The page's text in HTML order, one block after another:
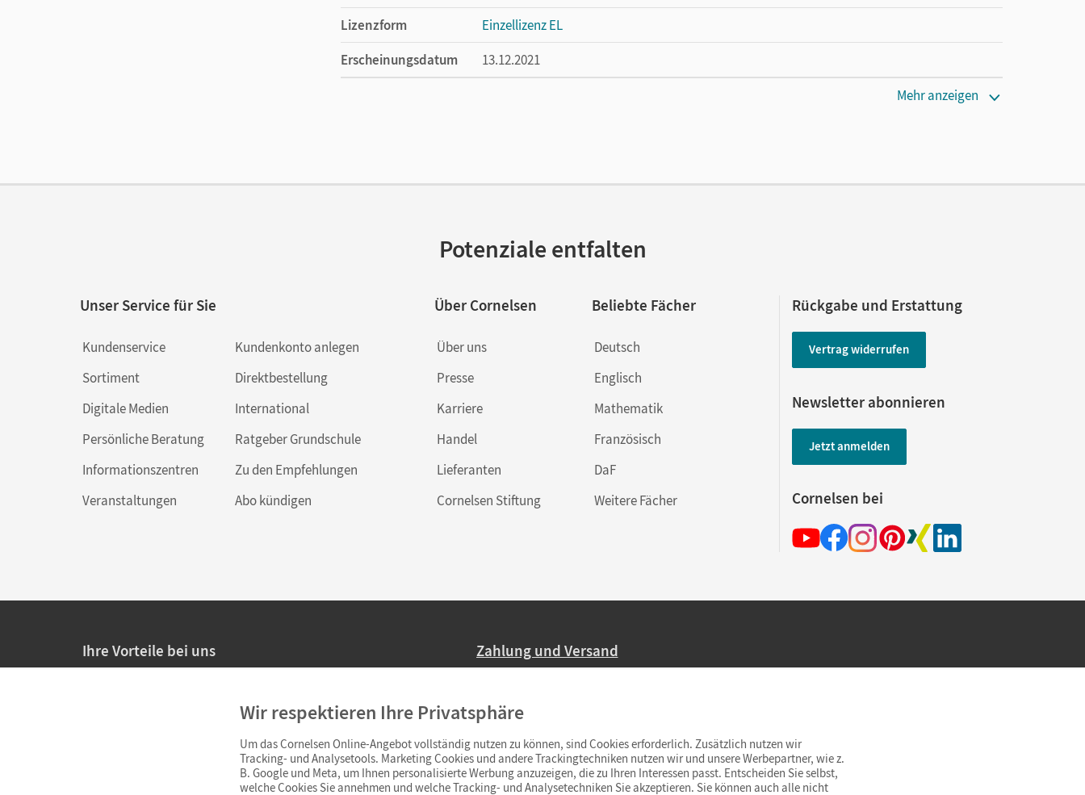
Lizenzform
Einzellizenz EL
Erscheinungsdatum
13.12.2021
Mehr anzeigen
Potenziale entfalten
Unser Service für Sie
Kundenservice
Sortiment
Digitale Medien
Persönliche Beratung
Informationszentren
Veranstaltungen
Kundenkonto anlegen
Direktbestellung
International
Ratgeber Grundschule
Zu den Empfehlungen
Abo kündigen
Über Cornelsen
Über uns
Presse
Karriere
Handel
Lieferanten
Cornelsen Stiftung
Beliebte Fächer
Deutsch
Englisch
Mathematik
Französisch
DaF
Weitere Fächer
Rückgabe und Erstattung
Vertrag widerrufen
Newsletter abonnieren
Jetzt anmelden
Cornelsen bei
Ihre Vorteile bei uns
Persönliche Angebote für Lehrkräfte
Sicheres Einkaufen mit SSL-Verschlüsselung
Widerrufsfristvon 4 Wochen
Zahlung und Versand
Ab 59,– EUR Bestellwert liefern wir versandkostenfrei innerhalb Deutschlands
(Lieferung in 3–6 Tagen).
Wir respektieren Ihre Privatsphäre
Um das Cornelsen Online-Angebot vollständig nutzen zu können, sind Cookies erforderlich. Zusätzlich nutzen wir
Tracking- und Analysetools. Marketing Cookies und andere Trackingtechniken nutzen wir und unsere Werbepartner, wie z.
B. Google und Meta, um Ihnen personalisierte Werbung anzuzeigen, die zu Ihren Interessen passt. Entscheiden Sie selbst,
welche Cookies Sie annehmen und welche Tracking- und Analysetechniken Sie akzeptieren. Sie können auch alle nicht